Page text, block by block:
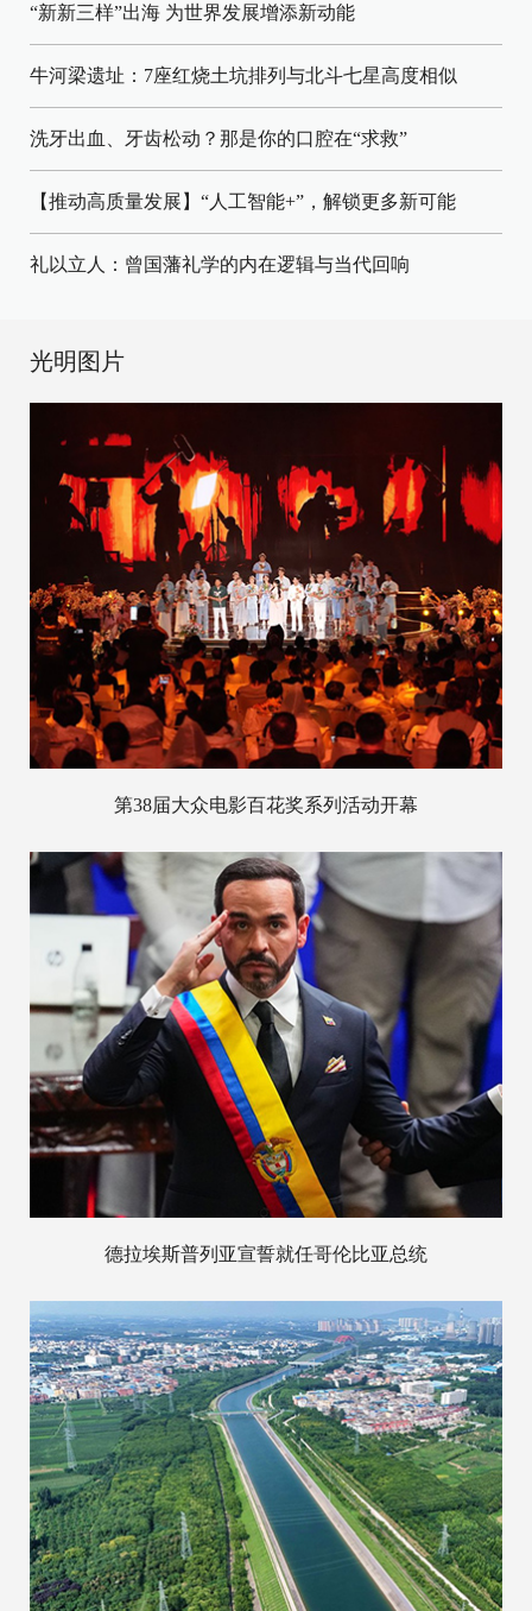
“新新三样”出海 为世界发展增添新动能
牛河梁遗址：7座红烧土坑排列与北斗七星高度相似
洗牙出血、牙齿松动？那是你的口腔在“求救”
【推动高质量发展】“人工智能+”，解锁更多新可能
礼以立人：曾国藩礼学的内在逻辑与当代回响
光明图片
第38届大众电影百花奖系列活动开幕
德拉埃斯普列亚宣誓就任哥伦比亚总统